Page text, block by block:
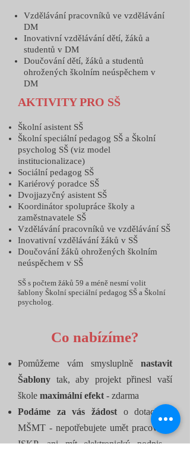
Vzdělávání pracovníků ve vzdělávání
DM
Inovativní vzdělávání dětí, žáků a
studentů v DM
Doučování dětí, žáků a studentů
ohrožených školním neúspěchem v
DM
AKTIVITY PRO SŠ
Školní asistent SŠ
Školní speciální pedagog SŠ a Školní
psycholog SŠ (viz model
institucionalizace)
Sociální pedagog SŠ
Kariérový poradce SŠ
Dvojjazyčný asistent SŠ
Koordinátor spolupráce školy a
zaměstnavatele SŠ
Vzdělávání pracovníků ve vzdělávání SŠ
Inovativní vzdělávání žáků v SŠ
Doučování žáků ohrožených školním
neúspěchem v SŠ
SŠ s počtem žáků 59 a méně nesmí volit
šablony Školní speciální pedagog SŠ a Školní
psycholog.
Co nabízíme?
Pomůžeme vám smysluplně nastavit
Šablony tak, aby projekt přinesl vaší
škole maximální efekt - zdarma
Podáme za vás žádost o dotaci na
MŠMT - nepotřebujete umět pracovat v
ISKP, ani mít elektronický podpis -